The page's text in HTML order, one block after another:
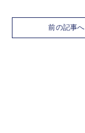
前の記事へ